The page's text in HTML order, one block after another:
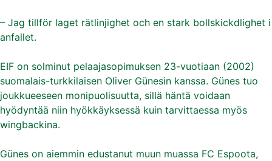
– Jag tillför laget rätlinjighet och en stark bollskickdlighet i
anfallet.
EIF on solminut pelaajasopimuksen 23-vuotiaan (2002)
suomalais-turkkilaisen Oliver Günesin kanssa. Günes tuo
joukkueeseen monipuolisuutta, sillä häntä voidaan
hyödyntää niin hyökkäyksessä kuin tarvittaessa myös
wingbackina.
Günes on aiemmin edustanut muun muassa FC Espoota,